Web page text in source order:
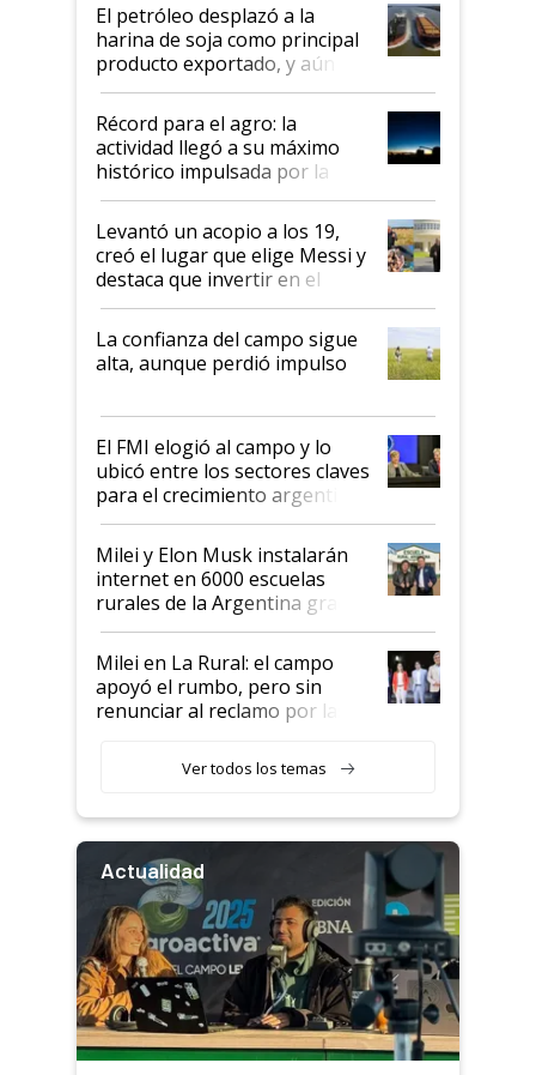
El petróleo desplazó a la
harina de soja como principal
producto exportado, y aún así
el agro aportó casi seis de cada
diez dólares y sostuvo el
liderazgo en un semestre
récord
Récord para el agro: la
actividad llegó a su máximo
histórico impulsada por la
cosecha y las exportaciones
Levantó un acopio a los 19,
creó el lugar que elige Messi y
destaca que invertir en el
kirchnerismo era como "darle
plata a un hijo para droga":
Juan Félix Rossetti, el libertario
que de una dura crisis salió
de Milei
La confianza del campo sigue
alta, aunque perdió impulso
El FMI elogió al campo y lo
ubicó entre los sectores claves
para el crecimiento argentino
Milei y Elon Musk instalarán
internet en 6000 escuelas
rurales de la Argentina gracias
a un acuerdo con Starlink
Milei en La Rural: el campo
apoyó el rumbo, pero sin
renunciar al reclamo por las
Ver todos los temas
Actualidad